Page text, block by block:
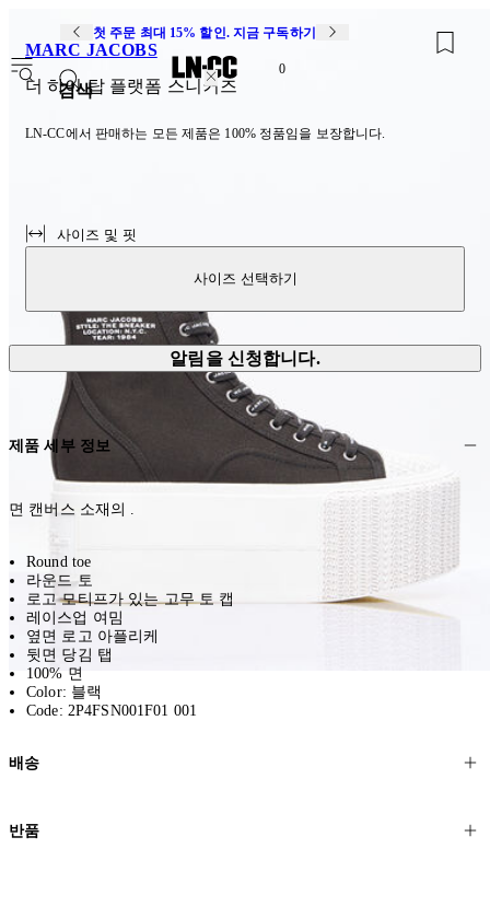
첫 주문 최대 15% 할인. 지금 구독하기
검색
0
MARC JACOBS
더 하이 탑 플랫폼 스니커즈
LN-CC에서 판매하는 모든 제품은 100% 정품임을 보장합니다.
사이즈 및 핏
사이즈 선택하기
알림을 신청합니다.
제품 세부 정보
면 캔버스 소재의 .
Round toe
라운드 토
로고 모티프가 있는 고무 토 캡
레이스업 여밈
옆면 로고 아플리케
뒷면 당김 탭
100% 면
Color: 블랙
Code: 2P4FSN001F01 001
배송
고객님의 위치에 따라 일반 배송과 익스프레스 배송을 제공합니다.
반품